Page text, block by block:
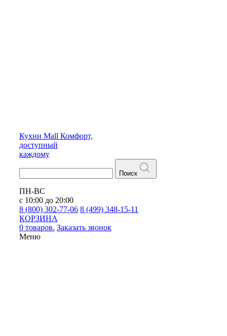
Кухни Mall Комфорт,
доступный
каждому
Поиск
ПН-ВС
с 10:00 до 20:00
8 (800) 302-77-06 8 (499) 348-15-11
КОРЗИНА
0 товаров. Заказать звонок
Меню